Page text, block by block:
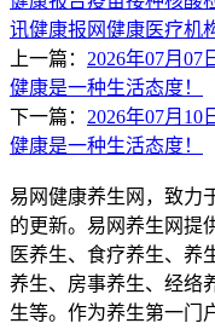
讯健康报网健康医疗机
上一篇： 2026年07月07
健康是一种生活态度！
下一篇： 2026年07月10
健康是一种生活态度！
易网健康养生网，致力
的更新。易网养生网提
医养生、食疗养生、养
养生、房事养生、经络
生等。作为养生第一门